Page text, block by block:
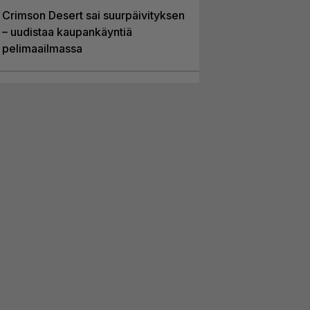
Crimson Desert sai suurpäivityksen
– uudistaa kaupankäyntiä
pelimaailmassa